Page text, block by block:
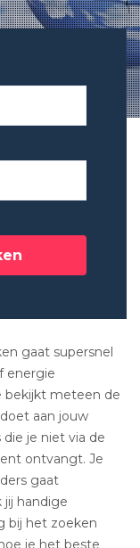
gaat supersnel
energie
bekijkt meteen de
aan jouw
die je niet via de
ontvangt. Je
gaat
handige
bij het zoeken
je het beste